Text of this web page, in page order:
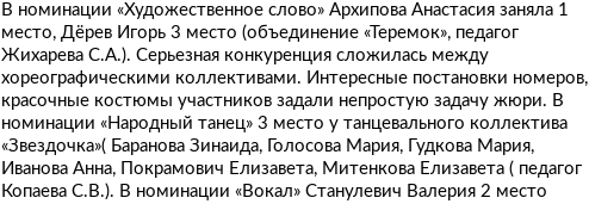
В номинации «Художественное слово» Архипова Анастасия заняла 1
место, Дёрев Игорь 3 место (объединение «Теремок», педагог
Жихарева С.А.). Серьезная конкуренция сложилась между
хореографическими коллективами. Интересные постановки номеров,
красочные костюмы участников задали непростую задачу жюри. В
номинации «Народный танец» 3 место у танцевального коллектива
«Звездочка»( Баранова Зинаида, Голосова Мария, Гудкова Мария,
Иванова Анна, Покрамович Елизавета, Митенкова Елизавета ( педагог
Копаева С.В.). В номинации «Вокал» Станулевич Валерия 2 место